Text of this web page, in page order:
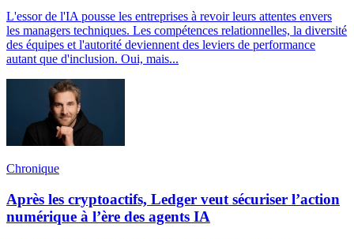
L'essor de l'IA pousse les entreprises à revoir leurs attentes envers
les managers techniques. Les compétences relationnelles, la diversité
des équipes et l'autorité deviennent des leviers de performance
autant que d'inclusion. Oui, mais...
Chronique
Après les cryptoactifs, Ledger veut sécuriser l’action
numérique à l’ère des agents IA